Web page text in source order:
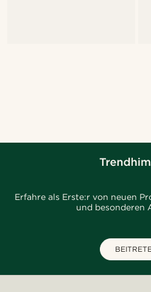
Erfahre als Erste:r von neuen
und besonderen